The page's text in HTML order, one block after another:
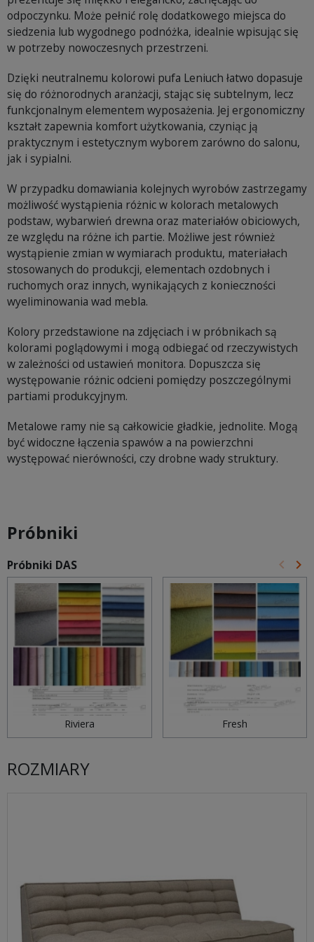
odpoczynku. Może pełnić rolę dodatkowego miejsca do
siedzenia lub wygodnego podnóżka, idealnie wpisując się
w potrzeby nowoczesnych przestrzeni.
Dzięki neutralnemu kolorowi pufa Leniuch łatwo dopasuje
się do różnorodnych aranżacji, stając się subtelnym, lecz
funkcjonalnym elementem wyposażenia. Jej ergonomiczny
kształt zapewnia komfort użytkowania, czyniąc ją
praktycznym i estetycznym wyborem zarówno do salonu,
jak i sypialni.
W przypadku domawiania kolejnych wyrobów zastrzegamy
możliwość wystąpienia różnic w kolorach metalowych
podstaw, wybarwień drewna oraz materiałów obiciowych,
ze względu na różne ich partie. Możliwe jest również
wystąpienie zmian w wymiarach produktu, materiałach
stosowanych do produkcji, elementach ozdobnych i
ruchomych oraz innych, wynikających z konieczności
wyeliminowania wad mebla.
Kolory przedstawione na zdjęciach i w próbnikach są
kolorami poglądowymi i mogą odbiegać od rzeczywistych
w zależności od ustawień monitora. Dopuszcza się
występowanie różnic odcieni pomiędzy poszczególnymi
partiami produkcyjnym.
Metalowe ramy nie są całkowicie gładkie, jednolite. Mogą
być widoczne łączenia spawów a na powierzchni
występować nierówności, czy drobne wady struktury.
Próbniki
Próbniki DAS keyboard_arrow_left keyboard_arrow_right
Riviera Fresh
ROZMIARY